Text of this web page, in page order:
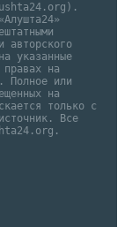
авторского
указанные
правах на
Полное или
на
только с
Все